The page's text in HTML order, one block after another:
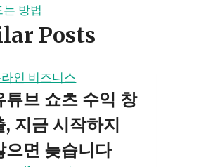
방법
Posts
인 비즈니스
튜브 쇼츠 수익 창
, 지금 시작하지
으면 늦습니다